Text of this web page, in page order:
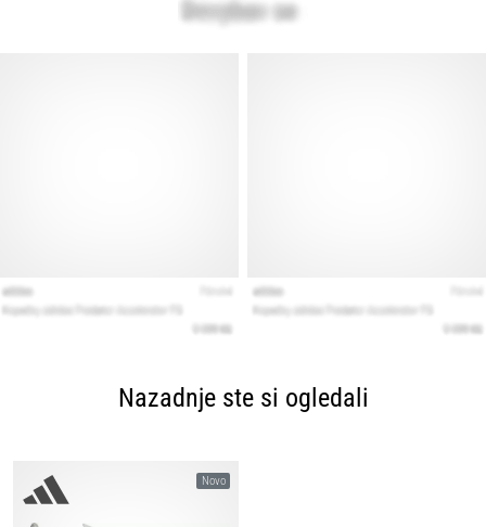
Nazadnje ste si ogledali
Novo